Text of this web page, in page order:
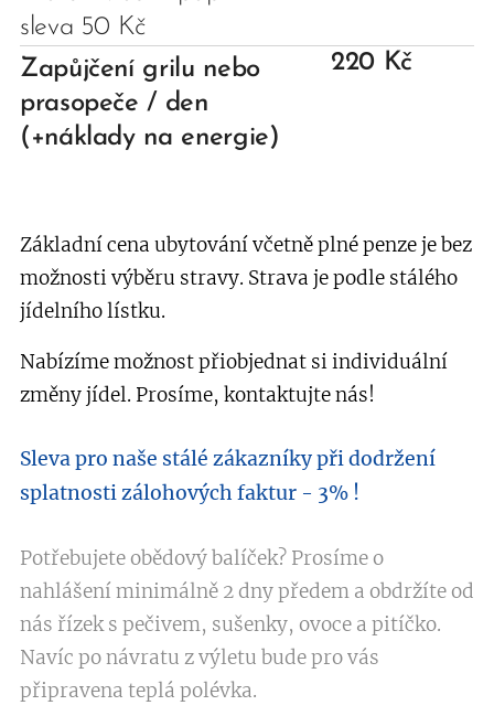
sleva 50 Kč
Zapůjčení grilu nebo
prasopeče / den
(+náklady na energie)
220 Kč
Základní cena ubytování včetně plné penze je bez
možnosti výběru stravy. Strava je podle stálého
jídelního lístku.
Nabízíme možnost přiobjednat si individuální
změny jídel. Prosíme, kontaktujte nás!
Sleva pro naše stálé zákazníky při dodržení
splatnosti zálohových faktur - 3% !
Potřebujete obědový balíček? Prosíme o
nahlášení minimálně 2 dny předem a obdržíte od
nás řízek s pečivem, sušenky, ovoce a pitíčko.
Navíc po návratu z výletu bude pro vás
připravena teplá polévka.